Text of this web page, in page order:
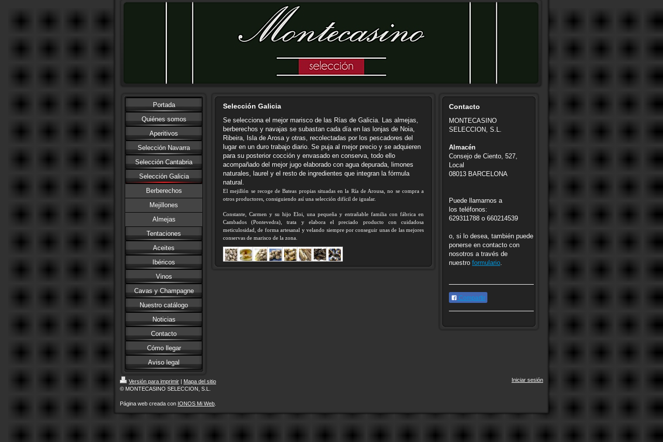
Portada
Quiénes somos
Aperitivos
Selección Navarra
Selección Cantabria
Selección Galicia
Berberechos
Mejillones
Almejas
Tentaciones
Aceites
Ibéricos
Vinos
Cavas y Champagne
Nuestro catálogo
Noticias
Contacto
Cómo llegar
Aviso legal
Selección Galicia
Se selecciona el mejor marisco de las Rías de Galicia. Las almejas,
berberechos y navajas se subastan cada día en las lonjas de Noia,
Ribeira, Isla de Arosa y otras, recolectadas por los pescadores del
lugar en un duro trabajo diario. Se puja al mejor precio y se adquieren
para su posterior cocción y envasado en conserva, todo ello
acompañado del mejor jugo elaborado con agua depurada, limones
naturales, laurel y el resto de ingredientes que integran la fórmula
natural.
El mejillón se recoge de Bateas propias situadas en la Ría de Arousa, no se compra a
otros productores, consiguiendo así una selección difícil de igualar.
Constante, Carmen y su hijo Eloi, una pequeña y entrañable familia con fábrica en
Cambados (Pontevedra), trata y elabora el preciado producto con cuidadosa
meticulosidad, de forma artesanal y velando siempre por conseguir unas de las mejores
conservas de marisco de la zona.
Contacto
MONTECASINO
SELECCION, S.L.
Almacén
Consejo de Ciento, 527,
Local
08013 BARCELONA
Puede llamarnos a
los teléfonos:
629311788 o 660214539
o, si lo desea, también puede
ponerse en contacto con
nosotros a través de
nuestro formulario.
Compartir
Versión para imprimir | Mapa del sitio
© MONTECASINO SELECCION, S.L.
Página web creada con IONOS Mi Web
Iniciar sesión